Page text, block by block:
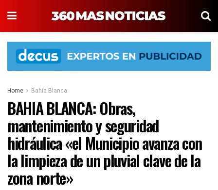
Home Bahía Blanca
BAHIA BLANCA: Obras,
mantenimiento y seguridad
hidráulica «el Municipio avanza con
la limpieza de un pluvial clave de la
zona norte»